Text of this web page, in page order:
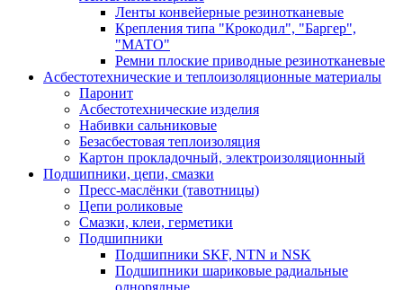
Ленты конвейерные резинотканевые
Крепления типа "Крокодил", "Баргер",
"МАТО"
Ремни плоские приводные резинотканевые
Асбестотехнические и теплоизоляционные материалы
Паронит
Асбестотехнические изделия
Набивки сальниковые
Безасбестовая теплоизоляция
Картон прокладочный, электроизоляционный
Подшипники, цепи, смазки
Пресс-маслёнки (тавотницы)
Цепи роликовые
Смазки, клеи, герметики
Подшипники
Подшипники SKF, NTN и NSK
Подшипники шариковые радиальные
однорядные